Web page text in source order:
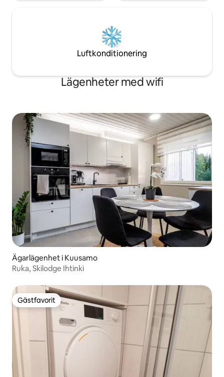
Luftkonditionering
Lägenheter med wifi
Ägarlägenhet i Kuusamo
Ruka, Skilodge Ihtinki
Gästfavorit
Gästfavorit